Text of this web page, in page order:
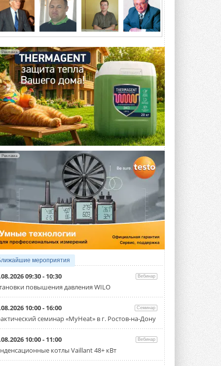
4 АВГУСТА 2026
Тепловые насосы в связке с
солнечной генерацией и
потребление на 60%
Исследователи из Италии установили ...
4 АВГУСТА 2026
«РУСКЛИМАТ Fest 2026» в Уфе
собрал свыше 700 профи
климатической отрасли
Организатором выступил торгово-
производственный холдинг ...
3 АВГУСТА 2026
«Датарк» испытал модульный
ЦОД с плотностью 54 кВт на
стойку
Испытания прошли на собственной
производственной площадке и были ...
3 АВГУСТА 2026
Samsung выпускает VRF-
систему DVM на R32
Линейка включает семь типоразмеров
производительностью от 22,4 до 56 кВт.
Суммарная длина трубопроводов ...
3 АВГУСТА 2026
«СиСофт Девелопмент» подвел
итоги конкурса студенческих
проектов «ТИМ-лидеры 2026»
Новый сезон конкурса «ТИМ-лидеры»
стартует уже в сентябре 2026 года ...
3 АВГУСТА 2026
«Русклимат» укрепляет
партнёрство за Уралом
Президент Омского землячества в
Москве Михаил Тимошенко посетил
Омск с трёхдневным рабочим визитом ...
Реклама
Реклама
мероприятия
09:30 - 10:30 Вебинар
повышения давления WILO
10:00 - 16:00 Семинар
семинар «MyHeat» в г. Ростов-на-Дону
10:00 - 11:00 Вебинар
котлы Vaillant 48+ кВт